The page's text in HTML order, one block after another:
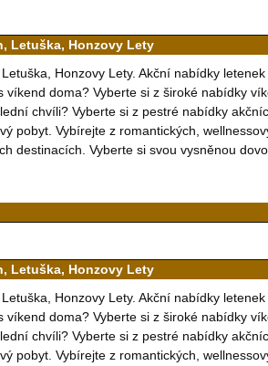
Letuška, Honzovy Lety
Honzovy Lety. Akční nabídky
víkend doma? Vyberte si z široké nabídky
chvíli? Vyberte si z pestré nabídky
pobyt. Vybírejte z romantických,
destinacích. Vyberte si svou vysněnou
Letuška, Honzovy Lety
Honzovy Lety. Akční nabídky
víkend doma? Vyberte si z široké nabídky
chvíli? Vyberte si z pestré nabídky
pobyt. Vybírejte z romantických,